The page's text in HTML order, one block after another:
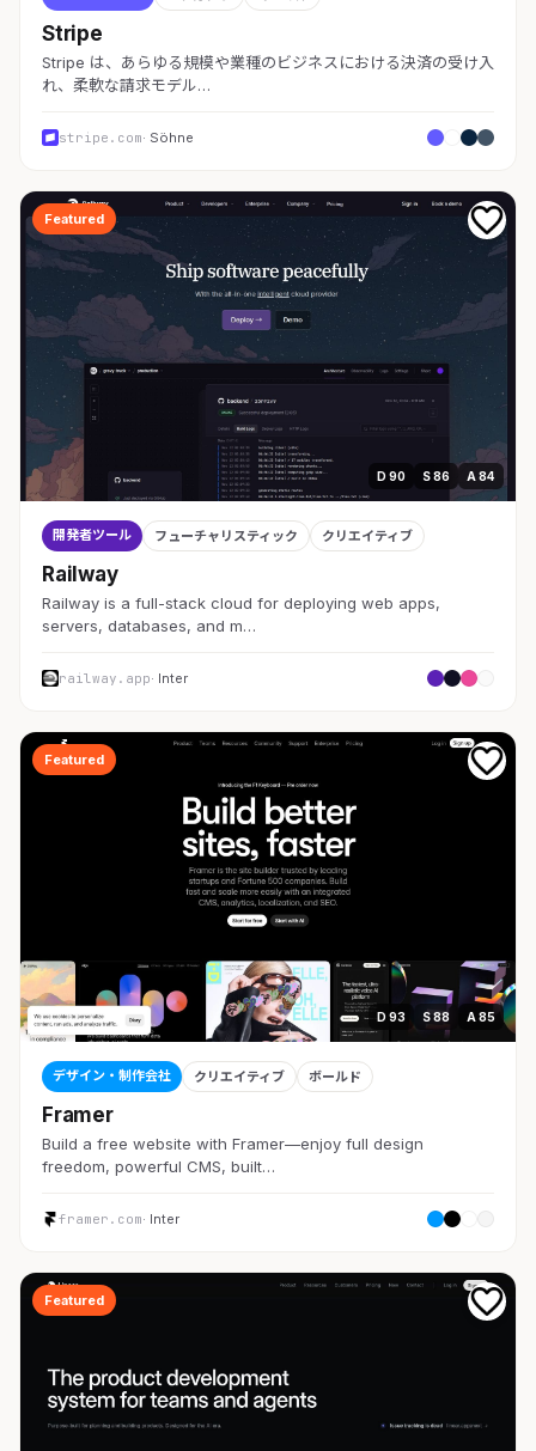
Stripe
Stripe は、あらゆる規模や業種のビジネスにおける決済の受け入
れ、柔軟な請求モデル…
stripe.com· Söhne
Featured
D 90 S 86 A 84
開発者ツール フューチャリスティック クリエイティブ
Railway
Railway is a full-stack cloud for deploying web apps,
servers, databases, and m…
railway.app· Inter
Featured
D 93 S 88 A 85
デザイン・制作会社 クリエイティブ ボールド
Framer
Build a free website with Framer—enjoy full design
freedom, powerful CMS, built…
framer.com· Inter
Featured